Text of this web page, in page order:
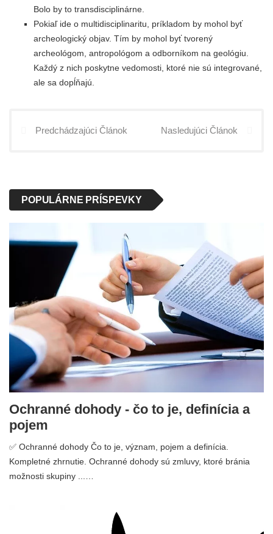
Bolo by to transdisciplinárne.
Pokiaľ ide o multidisciplinaritu, príkladom by mohol byť
archeologický objav. Tím by mohol byť tvorený
archeológom, antropológom a odborníkom na geológiu.
Každý z nich poskytne vedomosti, ktoré nie sú integrované,
ale sa dopĺňajú.
Predchádzajúci Článok Nasledujúci Článok
POPULÁRNE PRÍSPEVKY
Ochranné dohody - čo to je, definícia a
pojem
✅ Ochranné dohody Čo to je, význam, pojem a definícia.
Kompletné zhrnutie. Ochranné dohody sú zmluvy, ktoré bránia
možnosti skupiny ...…